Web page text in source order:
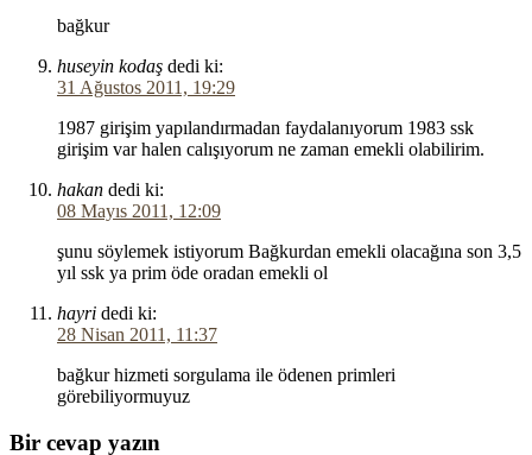
bağkur
huseyin kodaş dedi ki:
31 Ağustos 2011, 19:29
1987 girişim yapılandırmadan faydalanıyorum 1983 ssk
girişim var halen calışıyorum ne zaman emekli olabilirim.
hakan dedi ki:
08 Mayıs 2011, 12:09
şunu söylemek istiyorum Bağkurdan emekli olacağına son 3,5
yıl ssk ya prim öde oradan emekli ol
hayri dedi ki:
28 Nisan 2011, 11:37
bağkur hizmeti sorgulama ile ödenen primleri
görebiliyormuyuz
Bir cevap yazın